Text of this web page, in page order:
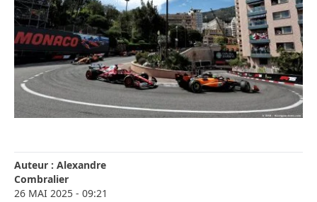
Auteur : Alexandre
Combralier
26 MAI 2025 - 09:21